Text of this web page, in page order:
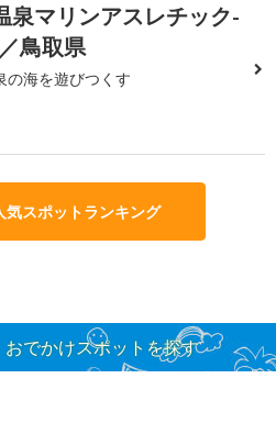
泉マリンアスレチック-
鳥取県
の海を遊びつくす
気スポットランキング
でかけスポットを探す